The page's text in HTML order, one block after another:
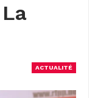
ACTUALITÉ